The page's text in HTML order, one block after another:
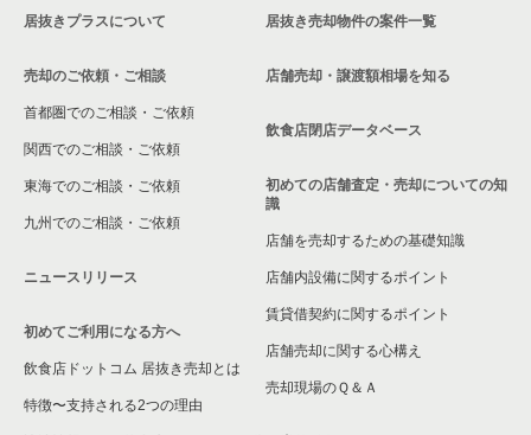
居抜きプラスについて
売却のご依頼・ご相談
首都圏でのご相談・ご依頼
関西でのご相談・ご依頼
東海でのご相談・ご依頼
九州でのご相談・ご依頼
ニュースリリース
初めてご利用になる方へ
飲食店ドットコム 居抜き売却とは
特徴〜支持される2つの理由
居抜き売却物件の案件一覧
店舗売却・譲渡額相場を知る
飲食店閉店データベース
初めての店舗査定・売却についての知
識
店舗を売却するための基礎知識
店舗内設備に関するポイント
賃貸借契約に関するポイント
店舗売却に関する心構え
売却現場のＱ＆Ａ